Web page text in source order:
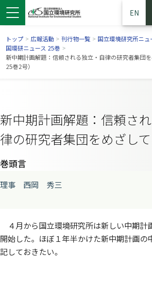
ウで開きます）
ンドウで開きます）
ウインドウで開きます）
EN
トップ > 広報活動 > 刊行物一覧 > 国立環境研究所ニュ
国環研ニュース 25巻 >
新中期計画解題：信頼される独立・自律の研究者集団
25巻2号）
新中期計画解題：信頼さ
律の研究者集団をめざして
巻頭言
理事 西岡 秀三
４月から国立環境研究所は新しい中期計
開始した。ほぼ１年半かけた新中期計画の
記しておきたい。